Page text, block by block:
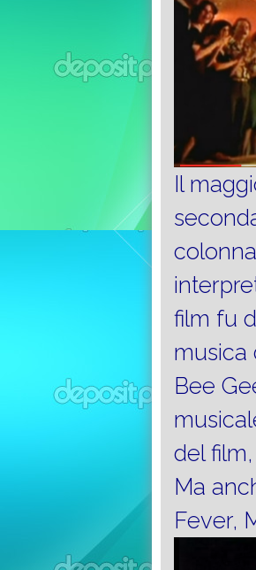
Il
film fu
musica
Bee
del
Ma
Fever,